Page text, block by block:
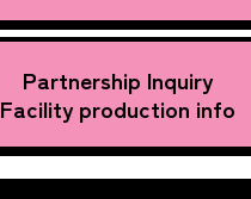
Partnership Inquiry
Facility production info